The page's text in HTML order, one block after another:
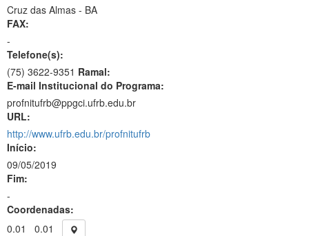
Cruz das Almas - BA
FAX:
-
Telefone(s):
(75) 3622-9351 Ramal:
E-mail Institucional do Programa:
profnitufrb@ppgci.ufrb.edu.br
URL:
http://www.ufrb.edu.br/profnitufrb
Início:
09/05/2019
Fim:
-
Coordenadas:
0.01
0.01